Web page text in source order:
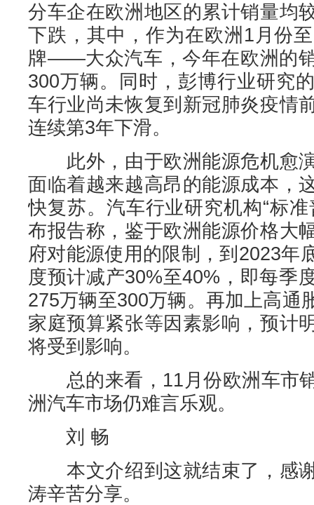
分车企在欧洲地区的累计销量均
下跌，其中，作为在欧洲1月份
牌——大众汽车，今年在欧洲的
300万辆。同时，彭博行业研究
车行业尚未恢复到新冠肺炎疫情
连续第3年下滑。
此外，由于欧洲能源危机愈
面临着越来越高昂的能源成本，
快复苏。汽车行业研究机构“标
布报告称，鉴于欧洲能源价格大
府对能源使用的限制，到2023年
度预计减产30%至40%，即每季
275万辆至300万辆。再加上高通
家庭预算紧张等因素影响，预计
将受到影响。
总的来看，11月份欧洲车市
洲汽车市场仍难言乐观。
刘 畅
本文介绍到这就结束了，感
涛辛苦分享。